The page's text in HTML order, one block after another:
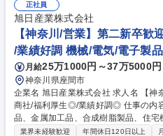
正社員
旭日産業株式会社
【神奈川/営業】第二新卒歓
/業績好調 機械/電気/電子製
月給25万1000円～37万5000円
神奈川県座間市
企業名 旭日産業株式会社 求人名 【神奈川/営業】第二新卒歓迎/三菱系老舗
商社/福利厚生◎/業績好調◎ 仕事の内容 当社は非鉄金属製品や、工業薬
品、金属加工品、合成樹脂製品、住
当社で営業職(管工機材、住環境機器
業界未経験歓迎 年間休日120日以上